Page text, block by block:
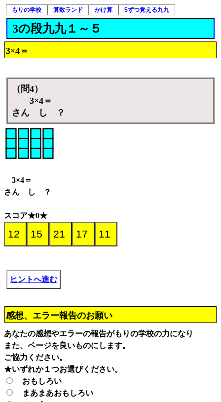
もりの学校 算数ランド かけ算 5ずつ覚える九九
3の段九九１～５
3×4＝
（問4）
3×4＝
さん し ？
3×4＝
さん し ？
スコア★0★
ヒントへ進む
感想、エラー報告のお願い
あなたの感想やエラーの報告がもりの学校の力になり
また、ページを良いものにします。
ご協力ください。
★いずれか１つお選びください。
おもしろい
まあまあおもしろい